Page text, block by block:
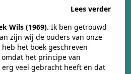
Lees verder
Wils (1969). Ik ben getrouwd
zijn wij de ouders van onze
het boek geschreven
het principe van
erg veel gebracht heeft en dat